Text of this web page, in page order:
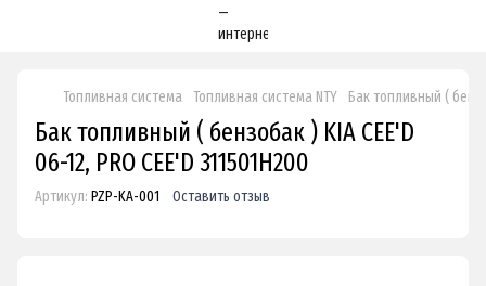
Топливная система Топливная система NTY Бак топливный (
Бак топливный ( бензобак ) KIA CEE'D
06-12, PRO CEE'D 311501H200
Артикул: PZP-KA-001 Оставить отзыв